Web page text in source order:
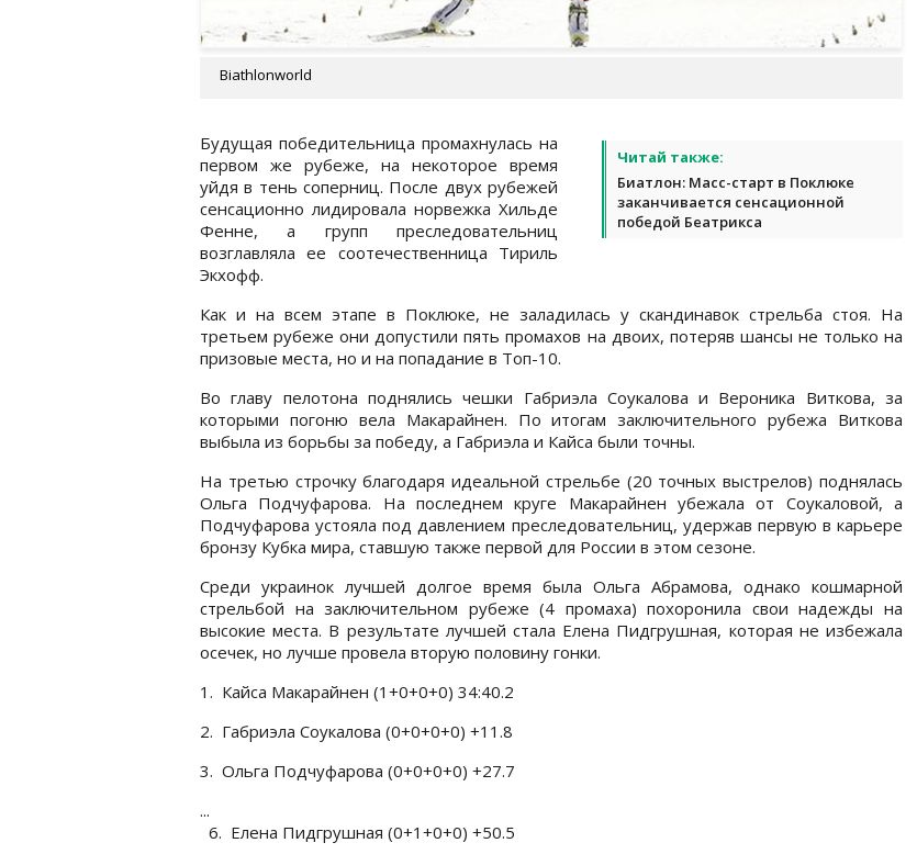
Biathlonworld
Читай также:
Биатлон: Масс-старт в Поклюке
заканчивается сенсационной
победой Беатрикса
Будущая победительница промахнулась на
первом же рубеже, на некоторое время
уйдя в тень соперниц. После двух рубежей
сенсационно лидировала норвежка Хильде
Фенне, а групп преследовательниц
возглавляла ее соотечественница Тириль
Экхофф.
Как и на всем этапе в Поклюке, не заладилась у скандинавок стрельба стоя. На
третьем рубеже они допустили пять промахов на двоих, потеряв шансы не только на
призовые места, но и на попадание в Топ-10.
Во главу пелотона поднялись чешки Габриэла Соукалова и Вероника Виткова, за
которыми погоню вела Макарайнен. По итогам заключительного рубежа Виткова
выбыла из борьбы за победу, а Габриэла и Кайса были точны.
На третью строчку благодаря идеальной стрельбе (20 точных выстрелов) поднялась
Ольга Подчуфарова. На последнем круге Макарайнен убежала от Соукаловой, а
Подчуфарова устояла под давлением преследовательниц, удержав первую в карьере
бронзу Кубка мира, ставшую также первой для России в этом сезоне.
Среди украинок лучшей долгое время была Ольга Абрамова, однако кошмарной
стрельбой на заключительном рубеже (4 промаха) похоронила свои надежды на
высокие места. В результате лучшей стала Елена Пидгрушная, которая не избежала
осечек, но лучше провела вторую половину гонки.
1. Кайса Макарайнен (1+0+0+0) 34:40.2
2. Габриэла Соукалова (0+0+0+0) +11.8
3. Ольга Подчуфарова (0+0+0+0) +27.7
...
6. Елена Пидгрушная (0+1+0+0) +50.5